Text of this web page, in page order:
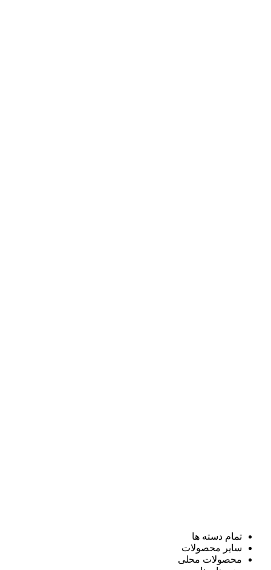
تمام دسته ها
سایر محصولات
محصولات محلی